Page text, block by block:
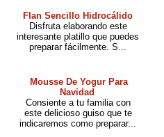
Flan Sencillo Hidrocálido
Disfruta elaborando este
interesante platillo que puedes
preparar fácilmente. S...
Mousse De Yogur Para
Navidad
Consiente a tu familia con
este delicioso guiso que te
indicaremos como preparar...